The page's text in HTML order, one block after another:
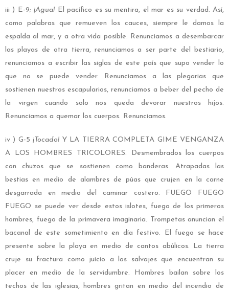
iii ) E-9;¡Agua! El pacífico es su mentira, el mar es su verdad. Así,
como palabras que remueven los cauces, siempre le damos la
espalda al mar, y a otra vida posible. Renunciamos a desembarcar
las playas de otra tierra, renunciamos a ser parte del bestiario,
renunciamos a escribir las siglas de este país que supo vender lo
que no se puede vender. Renunciamos a las plegarias que
sostienen nuestros escapularios, renunciamos a beber del pecho de
la virgen cuando solo nos queda devorar nuestros hijos.
Renunciamos a quemar los cuerpos. Renunciamos.
iv ) G-5¡Tocado! Y LA TIERRA COMPLETA GIME VENGANZA
A LOS HOMBRES TRICOLORES. Desmembrados los cuerpos
con chuzos que se sostienen como banderas. Atrapadas las
bestias en medio de alambres de púas que crujen en la carne
desgarrada en medio del caminar costero. FUEGO FUEGO
FUEGO se puede ver desde estos islotes, fuego de los primeros
hombres, fuego de la primavera imaginaria. Trompetas anuncian el
bacanal de este sometimiento en día festivo. El fuego se hace
presente sobre la playa en medio de cantos abúlicos. La tierra
cruje su fractura como juicio a los salvajes que encuentran su
placer en medio de la servidumbre. Hombres bailan sobre los
techos de las iglesias, hombres gritan en medio del incendio de